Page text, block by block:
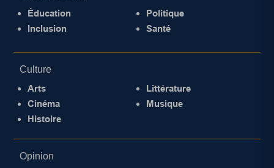
Éducation
Inclusion
Politique
Santé
Culture
Arts
Cinéma
Histoire
Littérature
Musique
Opinion